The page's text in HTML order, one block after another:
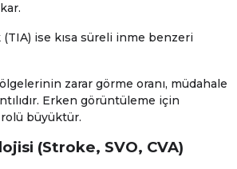
ise kısa süreli inme benzeri
zarar görme oranı, müdahale
Erken görüntüleme için
büyüktür.
(Stroke, SVO, CVA)